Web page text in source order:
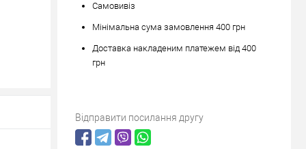
Самовивіз
Мінімальна сума замовлення 400 грн
Доставка накладеним платежем від 400
грн
Відправити посилання другу